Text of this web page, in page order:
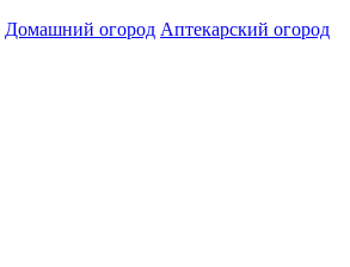
Домашний огород Аптекарский огород